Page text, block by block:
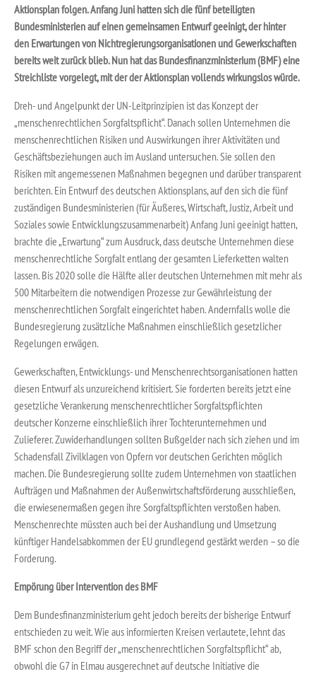
Aktionsplan folgen. Anfang Juni hatten sich die fünf beteiligten
Bundesministerien auf einen gemeinsamen Entwurf geeinigt, der hinter
den Erwartungen von Nichtregierungsorganisationen und Gewerkschaften
bereits weit zurück blieb. Nun hat das Bundesfinanzministerium (BMF) eine
Streichliste vorgelegt, mit der der Aktionsplan vollends wirkungslos würde.
Dreh- und Angelpunkt der UN-Leitprinzipien ist das Konzept der
„menschenrechtlichen Sorgfaltspflicht“. Danach sollen Unternehmen die
menschenrechtlichen Risiken und Auswirkungen ihrer Aktivitäten und
Geschäftsbeziehungen auch im Ausland untersuchen. Sie sollen den
Risiken mit angemessenen Maßnahmen begegnen und darüber transparent
berichten. Ein Entwurf des deutschen Aktionsplans, auf den sich die fünf
zuständigen Bundesministerien (für Äußeres, Wirtschaft, Justiz, Arbeit und
Soziales sowie Entwicklungszusammenarbeit) Anfang Juni geeinigt hatten,
brachte die „Erwartung“ zum Ausdruck, dass deutsche Unternehmen diese
menschenrechtliche Sorgfalt entlang der gesamten Lieferketten walten
lassen. Bis 2020 solle die Hälfte aller deutschen Unternehmen mit mehr als
500 Mitarbeitern die notwendigen Prozesse zur Gewährleistung der
menschenrechtlichen Sorgfalt eingerichtet haben. Andernfalls wolle die
Bundesregierung zusätzliche Maßnahmen einschließlich gesetzlicher
Regelungen erwägen.
Gewerkschaften, Entwicklungs- und Menschenrechtsorganisationen hatten
diesen Entwurf als unzureichend kritisiert. Sie forderten bereits jetzt eine
gesetzliche Verankerung menschenrechtlicher Sorgfaltspflichten
deutscher Konzerne einschließlich ihrer Tochterunternehmen und
Zulieferer. Zuwiderhandlungen sollten Bußgelder nach sich ziehen und im
Schadensfall Zivilklagen von Opfern vor deutschen Gerichten möglich
machen. Die Bundesregierung sollte zudem Unternehmen von staatlichen
Aufträgen und Maßnahmen der Außenwirtschaftsförderung ausschließen,
die erwiesenermaßen gegen ihre Sorgfaltspflichten verstoßen haben.
Menschenrechte müssten auch bei der Aushandlung und Umsetzung
künftiger Handelsabkommen der EU grundlegend gestärkt werden – so die
Forderung.
Empörung über Intervention des BMF
Dem Bundesfinanzministerium geht jedoch bereits der bisherige Entwurf
entschieden zu weit. Wie aus informierten Kreisen verlautete, lehnt das
BMF schon den Begriff der „menschenrechtlichen Sorgfaltspflicht“ ab,
obwohl die G7 in Elmau ausgerechnet auf deutsche Initiative die